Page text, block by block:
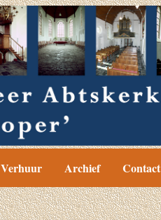
Verhuur Archief Contact